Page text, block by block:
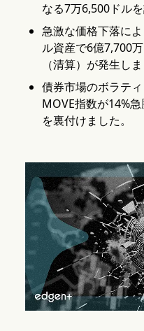
なる7万6,500ドルを
急激な価格下落に
ル資産で6億7,700
（清算）が発生しま
債券市場のボラテ
MOVE指数が14%
を裏付けました。